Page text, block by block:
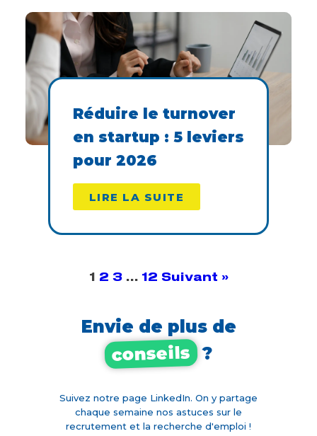
Réduire le turnover
en startup : 5 leviers
pour 2026
LIRE LA SUITE
1 2 3 … 12 Suivant »
Envie de plus de
conseils ?
Suivez notre page LinkedIn. On y partage
chaque semaine nos astuces sur le
recrutement et la recherche d'emploi !